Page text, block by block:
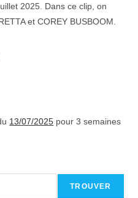
2025. Dans ce clip, on
et COREY BUSBOOM.
13/07/2025 pour 3 semaines
TROUVER